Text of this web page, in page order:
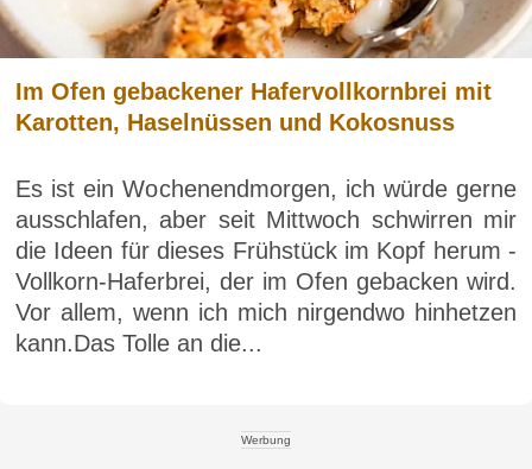
Im Ofen gebackener Hafervollkornbrei mit
Karotten, Haselnüssen und Kokosnuss
Es ist ein Wochenendmorgen, ich würde gerne
ausschlafen, aber seit Mittwoch schwirren mir
die Ideen für dieses Frühstück im Kopf herum -
Vollkorn-Haferbrei, der im Ofen gebacken wird.
Vor allem, wenn ich mich nirgendwo hinhetzen
kann.Das Tolle an die...
Werbung